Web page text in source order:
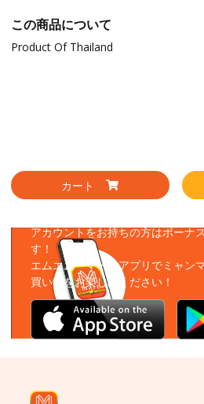
この商品について
Product Of Thailand
カート
アカウントをお持ちの方はボーナ
す！
エムエムーマートアプリでミャン
買い物をお楽しみください！